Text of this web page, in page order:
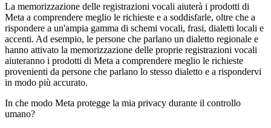
La memorizzazione delle registrazioni vocali aiuterà i prodotti di
Meta a comprendere meglio le richieste e a soddisfarle, oltre che a
rispondere a un'ampia gamma di schemi vocali, frasi, dialetti locali e
accenti. Ad esempio, le persone che parlano un dialetto regionale e
hanno attivato la memorizzazione delle proprie registrazioni vocali
aiuteranno i prodotti di Meta a comprendere meglio le richieste
provenienti da persone che parlano lo stesso dialetto e a rispondervi
in modo più accurato.
In che modo Meta protegge la mia privacy durante il controllo
umano?